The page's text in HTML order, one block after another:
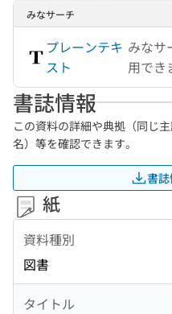
みなサーチ
プレーンテキ
スト
みなサ
用でき
書誌情報
この資料の詳細や典拠（同じ
名）等を確認できます。
書
紙
資料種別
図書
タイトル